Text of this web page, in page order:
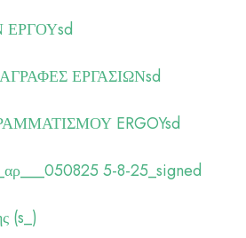
ΕΡΓΑΣΙΩΝsd
ERGOYsd
5-8-25_signed
(s_)